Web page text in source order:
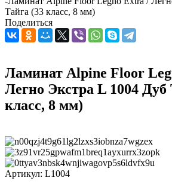
Тайга (33 класс, 8 мм)
Поделиться
Ламинат Alpine Floor
Легно Экстра L 1004 Дуб
класс, 8 мм)
Артикул: L1004